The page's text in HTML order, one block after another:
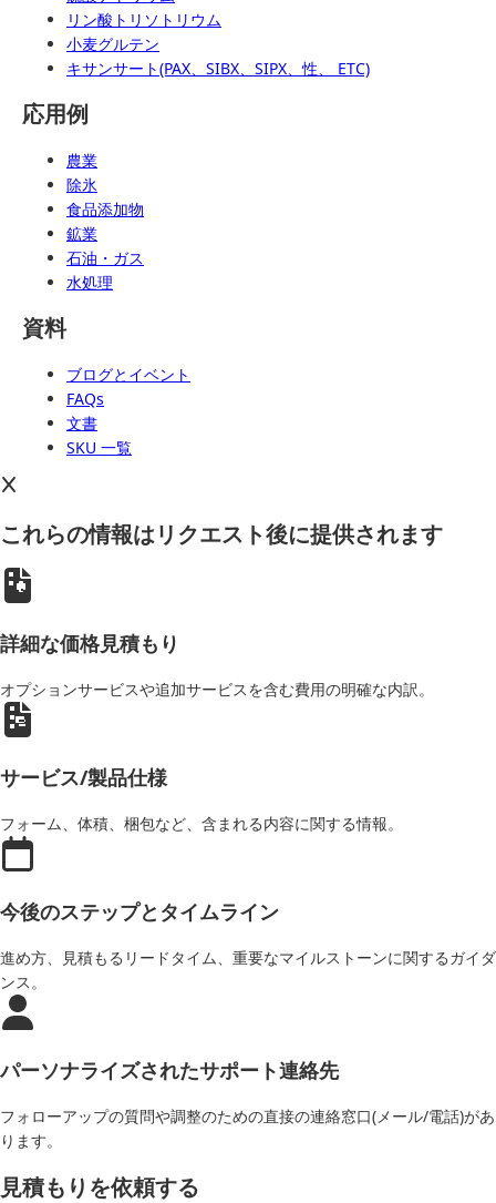
リン酸トリソトリウム
小麦グルテン
キサンサート(PAX、SIBX、SIPX、性、 ETC)
応用例
農業
除氷
食品添加物
鉱業
石油・ガス
水処理
資料
ブログとイベント
FAQs
文書
SKU 一覧
これらの情報はリクエスト後に提供されます
詳細な価格見積もり
オプションサービスや追加サービスを含む費用の明確な内訳。
サービス/製品仕様
フォーム、体積、梱包など、含まれる内容に関する情報。
今後のステップとタイムライン
進め方、見積もるリードタイム、重要なマイルストーンに関するガイダ
ンス。
パーソナライズされたサポート連絡先
フォローアップの質問や調整のための直接の連絡窓口(メール/電話)があ
ります。
見積もりを依頼する